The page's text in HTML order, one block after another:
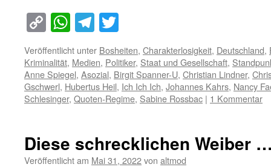
Copy
Link
WhatsApp
Telegram
Veröffentlicht unter Bosheiten, Charakterlosigkeit, Deutschland,
Kriminalität, Medien, Politiker, Staat und Gesellschaft,
Anne Spiegel, Asozial, Birgit Spanner-U, Christian Lindner,
Gschwerl, Hubertus Heil, Ich Ich Ich, Johannes Kahrs, Nancy
Schlesinger, Quoten-Regime, Sabine Rossbac | 1 Kommentar
Diese schrecklichen Weiber
Veröffentlicht am Mai 31, 2022von altmod